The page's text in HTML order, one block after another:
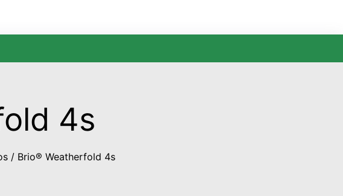
4s
/ Brio® Weatherfold 4s